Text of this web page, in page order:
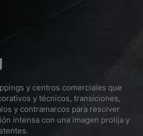
y centros comerciales que
y técnicos, transiciones,
y contramarcos para resolver
intensa con una imagen prolija y